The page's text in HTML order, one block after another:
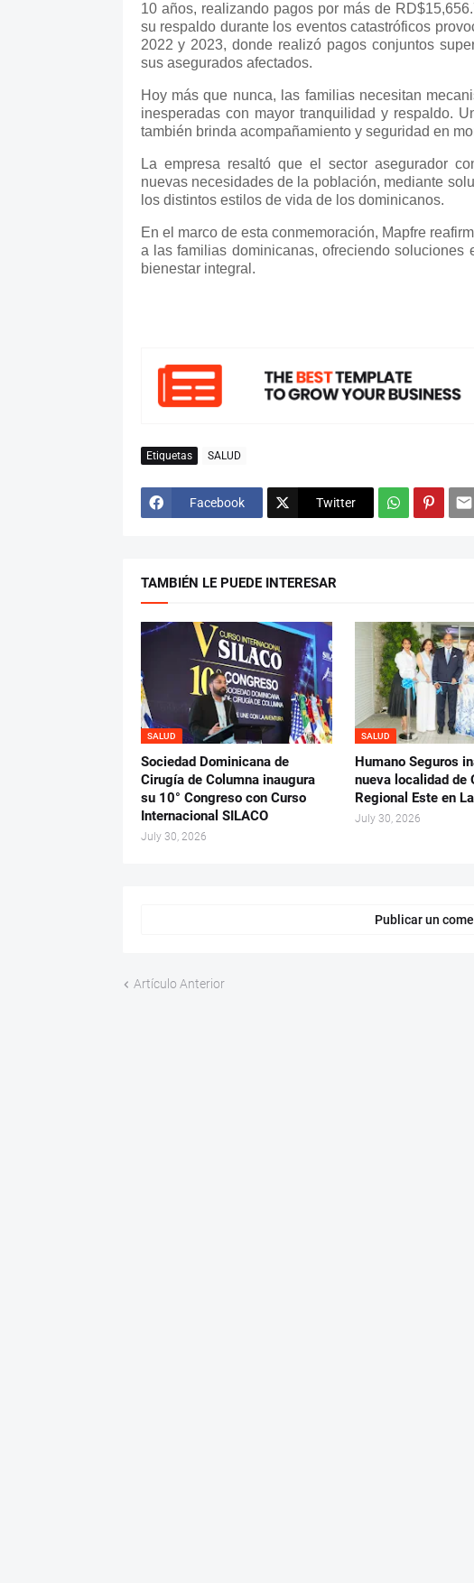
10 años, realizando pagos por más de
su respaldo durante los eventos catastróficos
2022 y 2023, donde realizó pagos conjuntos
sus asegurados afectados.
Hoy más que nunca, las familias necesitan
inesperadas con mayor tranquilidad y respaldo.
también brinda acompañamiento y seguridad en
La empresa resaltó que el sector asegurador
nuevas necesidades de la población, mediante
los distintos estilos de vida de los dominicanos.
En el marco de esta conmemoración, Mapfre
a las familias dominicanas, ofreciendo soluciones
bienestar integral.
Etiquetas SALUD
Facebook Twitter
TAMBIÉN LE PUEDE INTERESAR
SALUD
Sociedad Dominicana de
Cirugía de Columna inaugura
su 10° Congreso con Curso
Internacional SILACO
July 30, 2026
SALUD
Humano Seguros
nueva localidad de
Regional Este en
July 30, 2026
Publicar un
Artículo Anterior